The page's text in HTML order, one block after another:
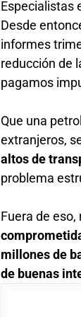
Especialistas
Desde
informes
reducción de
pagamos
Que una
extranjeros,
altos de
problema
Fuera de
millones de
de buenas